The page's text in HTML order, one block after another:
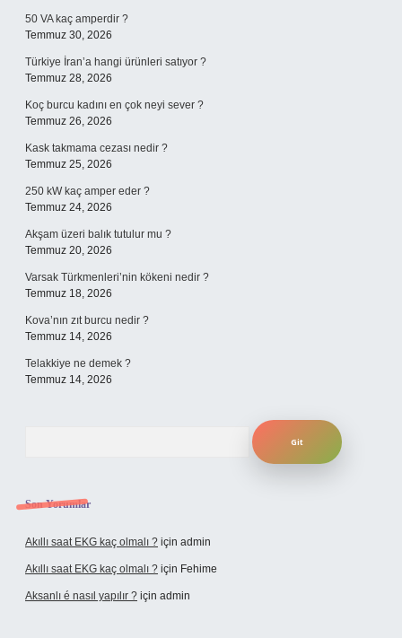
50 VA kaç amperdir ?
Temmuz 30, 2026
Türkiye İran’a hangi ürünleri satıyor ?
Temmuz 28, 2026
Koç burcu kadını en çok neyi sever ?
Temmuz 26, 2026
Kask takmama cezası nedir ?
Temmuz 25, 2026
250 kW kaç amper eder ?
Temmuz 24, 2026
Akşam üzeri balık tutulur mu ?
Temmuz 20, 2026
Varsak Türkmenleri’nin kökeni nedir ?
Temmuz 18, 2026
Kova’nın zıt burcu nedir ?
Temmuz 14, 2026
Telakkiye ne demek ?
Temmuz 14, 2026
Son Yorumlar
Akıllı saat EKG kaç olmalı ? için admin
Akıllı saat EKG kaç olmalı ? için Fehime
Aksanlı é nasıl yapılır ? için admin